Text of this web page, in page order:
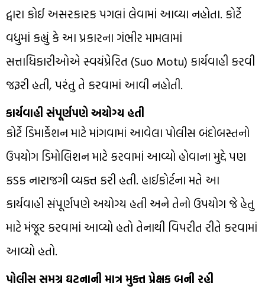
દ્વારા કોઈ અસરકારક પગલાં લેવામાં આવ્યા નહોતા. કોર્ટે
વધુમાં કહ્યું કે આ પ્રકારના ગંભીર મામલામાં
સત્તાધિકારીઓએ સ્વયંપ્રેરિત (Suo Motu) કાર્યવાહી કરવી
જરૂરી હતી, પરંતુ તે કરવામાં આવી નહોતી.
કાર્યવાહી સંપૂર્ણપણે અયોગ્ય હતી
કોર્ટે ડિમાર્કેશન માટે માંગવામાં આવેલા પોલીસ બંદોબસ્તનો
ઉપયોગ ડિમોલિશન માટે કરવામાં આવ્યો હોવાના મુદ્દે પણ
કડક નારાજગી વ્યક્ત કરી હતી. હાઈકોર્ટના મતે આ
કાર્યવાહી સંપૂર્ણપણે અયોગ્ય હતી અને તેનો ઉપયોગ જે હેતુ
માટે મંજૂર કરવામાં આવ્યો હતો તેનાથી વિપરીત રીતે કરવામાં
આવ્યો હતો.
પોલીસ સમગ્ર ઘટનાની માત્ર મુક્ત પ્રેક્ષક બની રહી